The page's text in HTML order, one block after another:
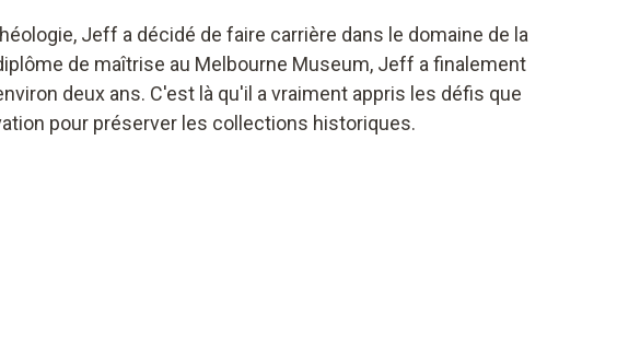
Jeff a décidé de faire carrière dans le domaine de la
de maîtrise au Melbourne Museum, Jeff a finalement
deux ans. C'est là qu'il a vraiment appris les défis que
pour préserver les collections historiques.